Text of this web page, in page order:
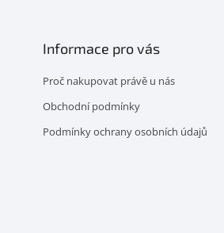
Informace pro vás
Proč nakupovat právě u nás
Obchodní podmínky
Podmínky ochrany osobních údajů